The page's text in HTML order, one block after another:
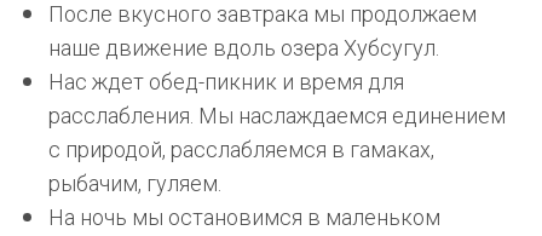
После вкусного завтрака мы продолжаем
наше движение вдоль озера Хубсугул.
Нас ждет обед-пикник и время для
расслабления. Мы наслаждаемся единением
с природой, расслабляемся в гамаках,
рыбачим, гуляем.
На ночь мы остановимся в маленьком